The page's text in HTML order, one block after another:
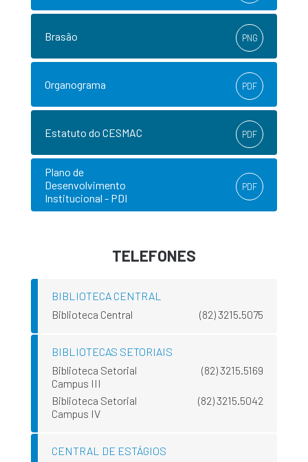
Brasão PNG
Organograma PDF
Estatuto do CESMAC PDF
Plano de
Desenvolvimento
Institucional - PDI
PDF
TELEFONES
BIBLIOTECA CENTRAL
Biblioteca Central
(82) 3215.5075
BIBLIOTECAS SETORIAIS
Biblioteca Setorial
Campus III
(82) 3215.5169
Biblioteca Setorial
Campus IV
(82) 3215.5042
CENTRAL DE ESTÁGIOS